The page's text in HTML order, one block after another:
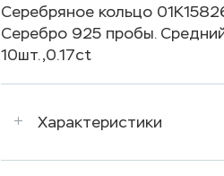
Серебряное кольцо
Серебро 925 пробы.
10шт.,0.17ct
Характеристики